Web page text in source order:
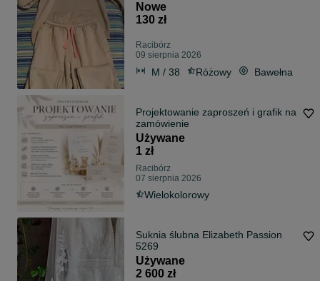
Nowe
130 zł
Racibórz
09 sierpnia 2026
M / 38 Różowy Bawełna
Projektowanie zaproszeń i grafik na
zamówienie
Używane
1 zł
Racibórz
07 sierpnia 2026
Wielokolorowy
Suknia ślubna Elizabeth Passion
5269
Używane
2 600 zł